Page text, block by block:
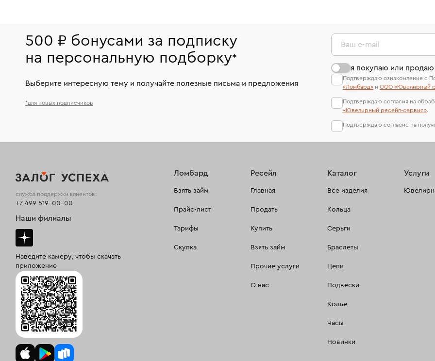
500 ₽ бонусами за подписку
на персональную подборку*
Выберите интересную тему и получайте полезные письма и предложения
*для новых подписчиков
Ваш e-mail
я покупаю или
Подтверждаю ознакомление с
«Ломбард» и ООО «Ювелирный
Подтверждаю согласия на
«Ювелирный ресейл-сервиc».
Подтверждаю согласие на
Ломбард
Взять займ
Прайс-лист
Тарифы
Скупка
Ресейл
Главная
Продать
Купить
Взять займ
Прочие услуги
О нас
Каталог
Все изделия
Кольца
Серьги
Браслеты
Цепи
Подвески
Колье
Часы
Новинки
Услуги
служба поддержки клиентов:
+7 499 519-00-00
Наши филиалы
Наведите камеру, чтобы скачать
приложение